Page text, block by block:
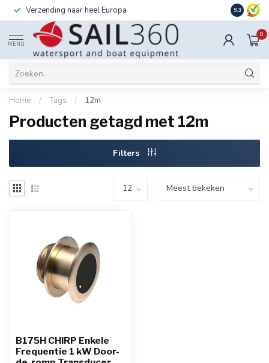
Verzending naar heel Europa Ook
9.3
MENU
0
Home / Tags / 12m
Producten getagd met 12m
Filters
B175H CHIRP Enkele
Frequentie 1 kW Door-